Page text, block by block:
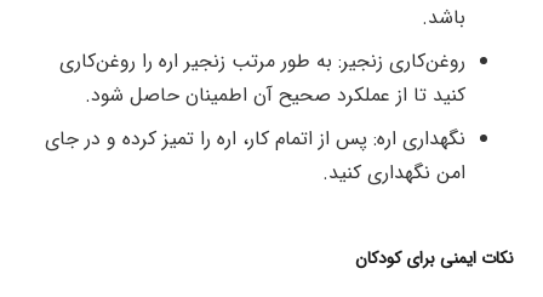
باشد.
روغن‌کاری زنجیر: به طور مرتب زنجیر اره را روغن‌کاری
کنید تا از عملکرد صحیح آن اطمینان حاصل شود.
نگهداری اره: پس از اتمام کار، اره را تمیز کرده و در جای
امن نگهداری کنید.
نکات ایمنی برای کودکان